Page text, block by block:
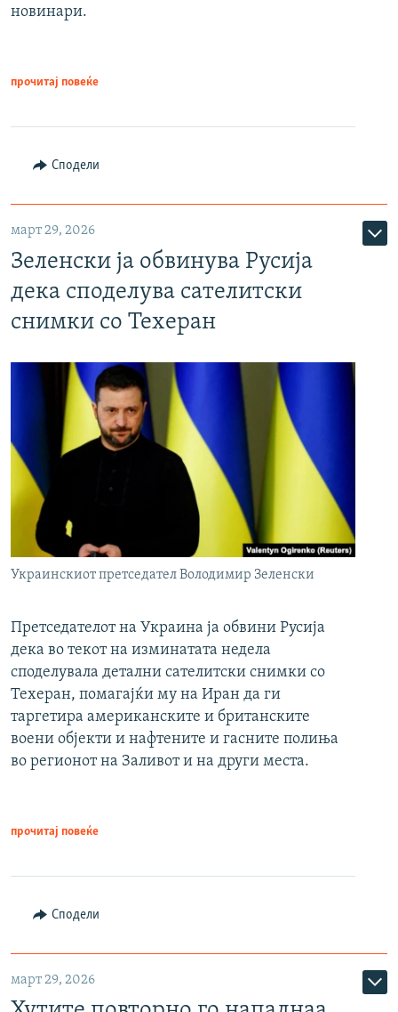
новинари.
прочитај повеќе
Сподели
март 29, 2026
Зеленски ја обвинува Русија
дека споделува сателитски
снимки со Техеран
Украинскиот претседател Володимир Зеленски
Претседателот на Украина ја обвини Русија
дека во текот на изминатата недела
споделувала детални сателитски снимки со
Техеран, помагајќи му на Иран да ги
таргетира американските и британските
воени објекти и нафтените и гасните полиња
во регионот на Заливот и на други места.
прочитај повеќе
Сподели
март 29, 2026